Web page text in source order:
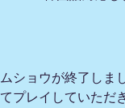
ショウが終了しま
プレイしていただ